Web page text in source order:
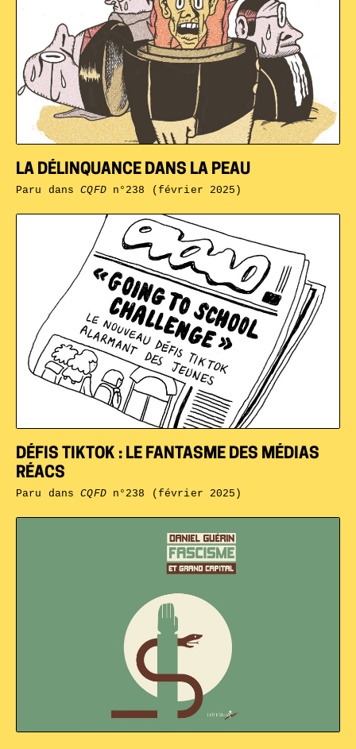
DÉFIS TIKTOK : LE FANTASME DES MÉDIAS
RÉACS
Paru dansCQFDn°238 (février 2025)
LA DÉLINQUANCE DANS LA PEAU
Paru dansCQFDn°238 (février 2025)